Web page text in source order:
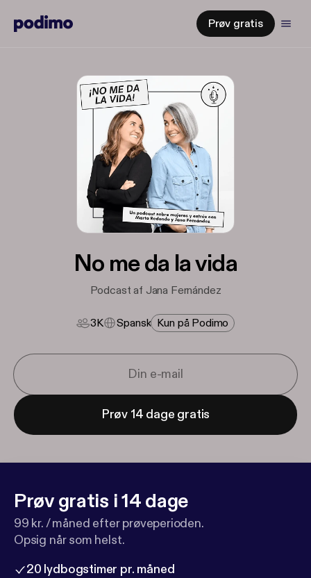
Prøv gratis
No me da la vida
Podcast af Jana Fernández
3K Spansk Kun på Podimo
Prøv 14 dage gratis
Prøv gratis i 14 dage
99 kr. / måned efter prøveperioden.
Opsig når som helst.
20 lydbogstimer pr. måned